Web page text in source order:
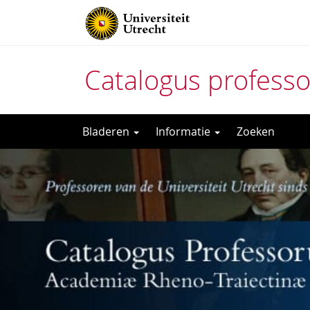
Catalogus
naar
het
inhoud
Bladeren Informatie Zoeken